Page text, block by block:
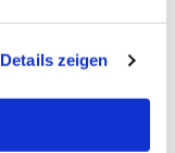
Details zeigen